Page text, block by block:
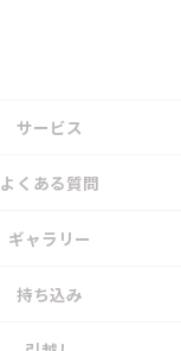
サービス
よくある質問
ギャラリー
持ち込み